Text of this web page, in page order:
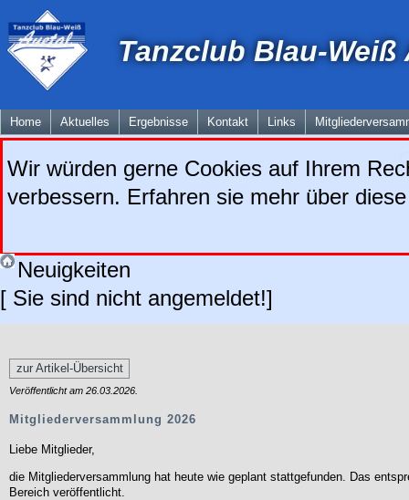
Tanzclub Blau-Weiß
Home Aktuelles Ergebnisse Kontakt Links
Wir würden gerne Cookies auf Ihrem
verbessern. Erfahren sie mehr über
Neuigkeiten
[ Sie sind nicht angemeldet!]
zur Artikel-Übersicht
Veröffentlicht am 26.03.2026.
Mitgliederversammlung 2026
Liebe Mitglieder,
die Mitgliederversammlung hat heute wie geplant stattgefunden. Das
Bereich veröffentlicht.